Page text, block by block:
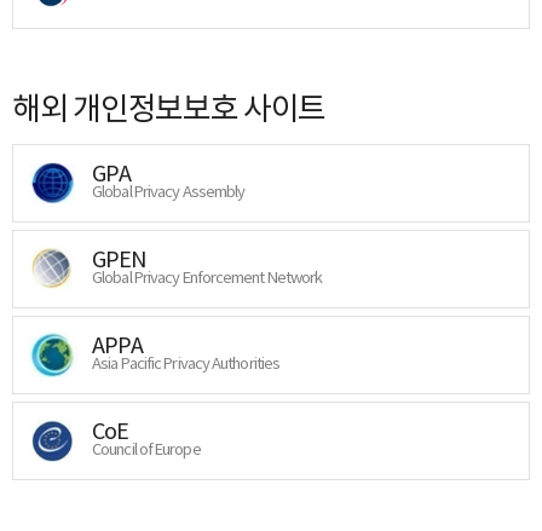
해외 개인정보보호 사이트
GPA
Global Privacy Assembly
GPEN
Global Privacy Enforcement Network
APPA
Asia Pacific Privacy Authorities
CoE
Council of Europe